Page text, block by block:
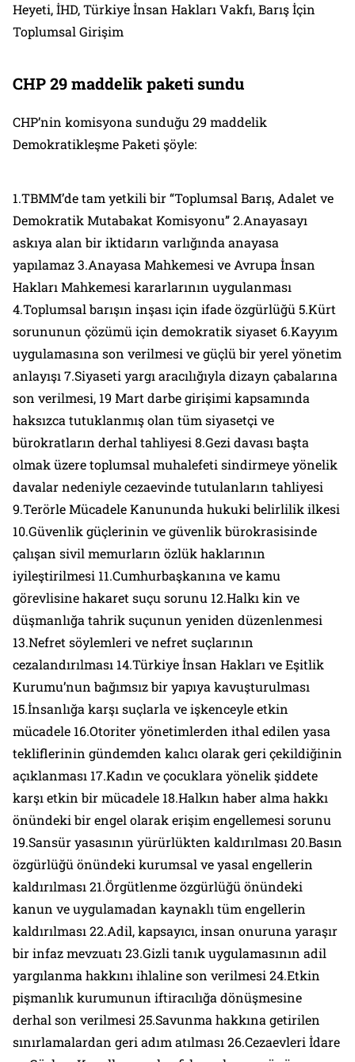
Heyeti, İHD, Türkiye İnsan Hakları Vakfı, Barış İçin
Toplumsal Girişim
CHP 29 maddelik paketi sundu
CHP’nin komisyona sunduğu 29 maddelik
Demokratikleşme Paketi şöyle:
1.TBMM’de tam yetkili bir “Toplumsal Barış, Adalet ve
Demokratik Mutabakat Komisyonu” 2.Anayasayı
askıya alan bir iktidarın varlığında anayasa
yapılamaz 3.Anayasa Mahkemesi ve Avrupa İnsan
Hakları Mahkemesi kararlarının uygulanması
4.Toplumsal barışın inşası için ifade özgürlüğü 5.Kürt
sorununun çözümü için demokratik siyaset 6.Kayyım
uygulamasına son verilmesi ve güçlü bir yerel yönetim
anlayışı 7.Siyaseti yargı aracılığıyla dizayn çabalarına
son verilmesi, 19 Mart darbe girişimi kapsamında
haksızca tutuklanmış olan tüm siyasetçi ve
bürokratların derhal tahliyesi 8.Gezi davası başta
olmak üzere toplumsal muhalefeti sindirmeye yönelik
davalar nedeniyle cezaevinde tutulanların tahliyesi
9.Terörle Mücadele Kanununda hukuki belirlilik ilkesi
10.Güvenlik güçlerinin ve güvenlik bürokrasisinde
çalışan sivil memurların özlük haklarının
iyileştirilmesi 11.Cumhurbaşkanına ve kamu
görevlisine hakaret suçu sorunu 12.Halkı kin ve
düşmanlığa tahrik suçunun yeniden düzenlenmesi
13.Nefret söylemleri ve nefret suçlarının
cezalandırılması 14.Türkiye İnsan Hakları ve Eşitlik
Kurumu’nun bağımsız bir yapıya kavuşturulması
15.İnsanlığa karşı suçlarla ve işkenceyle etkin
mücadele 16.Otoriter yönetimlerden ithal edilen yasa
tekliflerinin gündemden kalıcı olarak geri çekildiğinin
açıklanması 17.Kadın ve çocuklara yönelik şiddete
karşı etkin bir mücadele 18.Halkın haber alma hakkı
önündeki bir engel olarak erişim engellemesi sorunu
19.Sansür yasasının yürürlükten kaldırılması 20.Basın
özgürlüğü önündeki kurumsal ve yasal engellerin
kaldırılması 21.Örgütlenme özgürlüğü önündeki
kanun ve uygulamadan kaynaklı tüm engellerin
kaldırılması 22.Adil, kapsayıcı, insan onuruna yaraşır
bir infaz mevzuatı 23.Gizli tanık uygulamasının adil
yargılanma hakkını ihlaline son verilmesi 24.Etkin
pişmanlık kurumunun iftiracılığa dönüşmesine
derhal son verilmesi 25.Savunma hakkına getirilen
sınırlamalardan geri adım atılması 26.Cezaevleri İdare